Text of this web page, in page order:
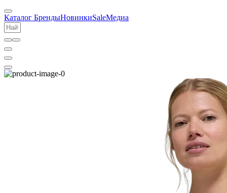
Каталог БрендыНовинкиSaleМедиа